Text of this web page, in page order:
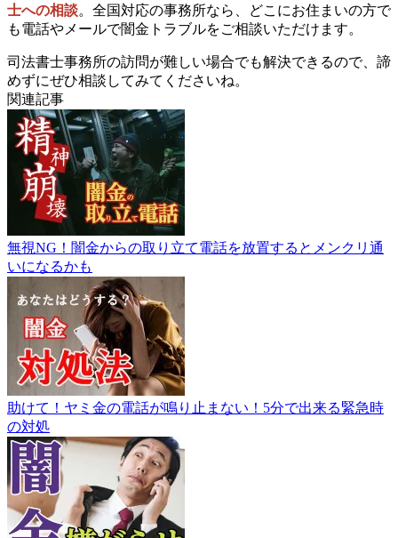
士への相談。全国対応の事務所なら、どこにお住まいの方で
も電話やメールで闇金トラブルをご相談いただけます。
司法書士事務所の訪問が難しい場合でも解決できるので、諦
めずにぜひ相談してみてくださいね。
関連記事
無視NG！闇金からの取り立て電話を放置するとメンクリ通
いになるかも
助けて！ヤミ金の電話が鳴り止まない！5分で出来る緊急時
の対処